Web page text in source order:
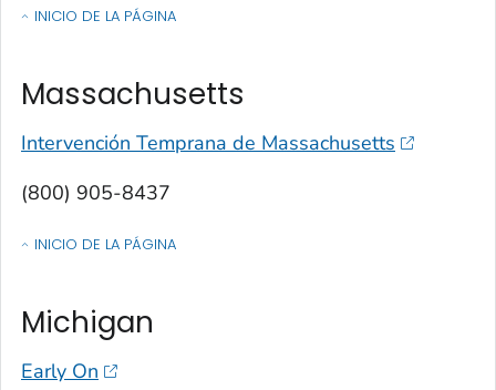
INICIO DE LA PÁGINA
OF CONTACTOS POR ESTADO, TERRITORIO O ESTADO LIBRE
Massachusetts
Intervención Temprana de Massachusetts
(800) 905-8437
INICIO DE LA PÁGINA
OF CONTACTOS POR ESTADO, TERRITORIO O ESTADO LIBRE
Michigan
Early On